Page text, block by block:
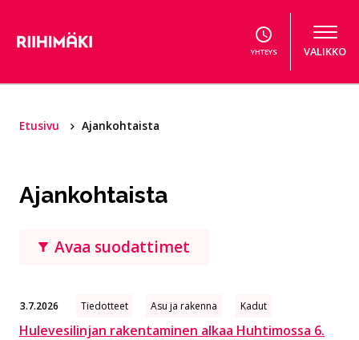
YHTEYS VALIKKO
Etusivu Ajankohtaista
Ajankohtaista
Avaa suodattimet
3.7.2026 Tiedotteet Asu ja rakenna Kadut
Hulevesilinjan rakentaminen alkaa Huhtimossa 6.